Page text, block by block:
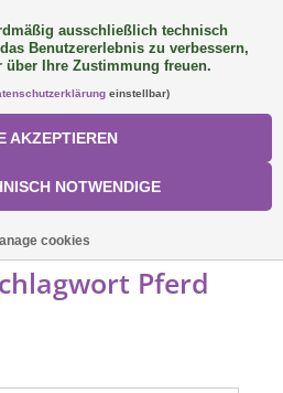
0 Artikel - €0,00
/SCHLAGWORTE
Pferd
ausschließlich technisch
Benutzererlebnis zu verbessern,
über Ihre Zustimmung freuen.
einstellbar)
AKZEPTIEREN
NOTWENDIGE
cookies